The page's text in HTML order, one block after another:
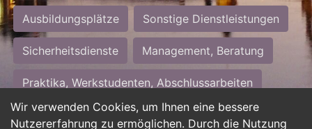
Wir verwenden Cookies, um Ihnen eine bessere
Nutzererfahrung zu ermöglichen. Durch die Nutzung
Ausbildungsplätze Sonstige Dienstleistungen
Sicherheitsdienste Management, Beratung
Praktika, Werkstudenten, Abschlussarbeiten
Personalwesen Assistenz, Sekretariat